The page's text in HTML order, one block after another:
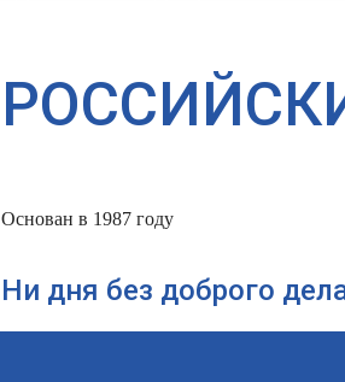
Основан в 1987 году
Ни дня без доброго